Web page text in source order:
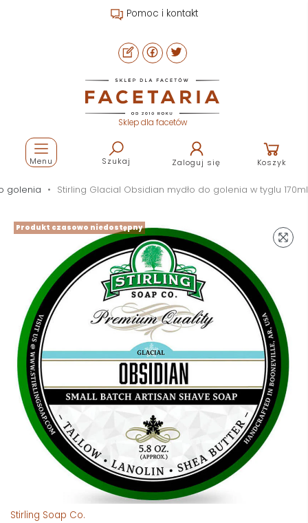
Pomoc i kontakt
Sklep dla facetów
Szukaj Zaloguj się Koszyk
Menu
golenia Stirling Glacial Obsidian mydło do golenia w tyglu 170ml
Produkt czasowo niedostępny
Stirling Soap Co.